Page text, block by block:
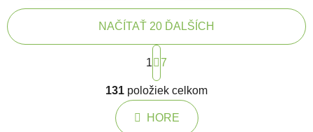
Ovládacie prvky výpisu
NAČÍTAŤ 20 ĎALŠÍCH
Stránkovanie
1 7
131 položiek celkom
HORE